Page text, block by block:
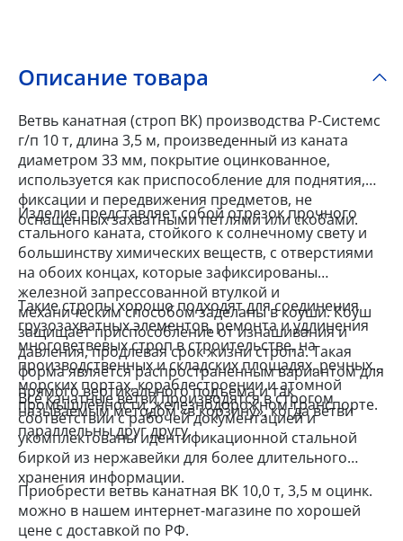
Описание товара
Ветвь канатная (строп ВК) производства Р-Системс
г/п 10 т, длина 3,5 м, произведенный из каната
диаметром 33 мм, покрытие оцинкованное,
используется как приспособление для поднятия,
фиксации и передвижения предметов, не
оснащенных захватными петлями или скобами.
Изделие представляет собой отрезок прочного
стального каната, стойкого к солнечному свету и
большинству химических веществ, с отверстиями
на обоих концах, которые зафиксированы
железной запрессованной втулкой и
механическим способом заделаны в коуши. Коуш
защищает приспособление от изнашивания и
давления, продлевая срок жизни стропа. Такая
форма является распространенным вариантом для
прямого вертикального подъема и так
называемым методом «в корзину», когда ветви
параллельны друг другу.
Такие стропы хорошо подходят для соединения
грузозахватных элементов, ремонта и удлинения
многоветвевых строп в строительстве, на
производственных и складских площадях, речных и
морских портах, кораблестроении и атомной
промышленности, железнодорожном транспорте.
Все канатные ветви производятся в строгом
соответствии с рабочей документацией и
укомплектованы идентификационной стальной
биркой из нержавейки для более длительного
хранения информации.
Приобрести ветвь канатная ВК 10,0 т, 3,5 м оцинк.
можно в нашем интернет-магазине по хорошей
цене с доставкой по РФ.